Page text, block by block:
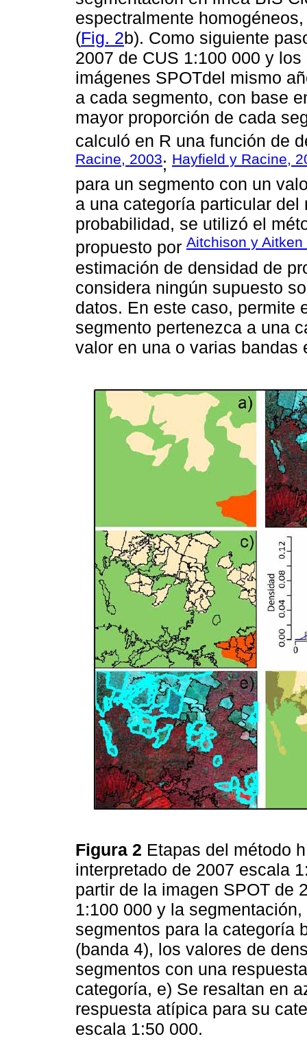
espectralmente
(Fig. 2b). Como siguiente
2007 de CUS 1:100 000 y
imágenes SPOTdel mismo
a cada segmento, con base
mayor proporción de cada
calculó en R una función de
Racine, 2003; Hayfield y Racine,
para un segmento con un
a una categoría particular
probabilidad, se utilizó el
propuesto por Aitchison y Aitken
estimación de densidad de
considera ningún supuesto
datos. En este caso, permite
segmento pertenezca a una
valor en una o varias bandas
Figura 2 Etapas del método
interpretado de 2007 escala
partir de la imagen SPOT de
1:100 000 y la
segmentos para la categoría
(banda 4), los valores de
segmentos con una
categoría, e) Se resaltan en
respuesta atípica para su
escala 1:50 000.